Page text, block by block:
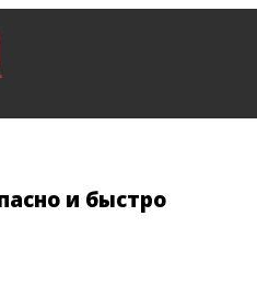
и быстро